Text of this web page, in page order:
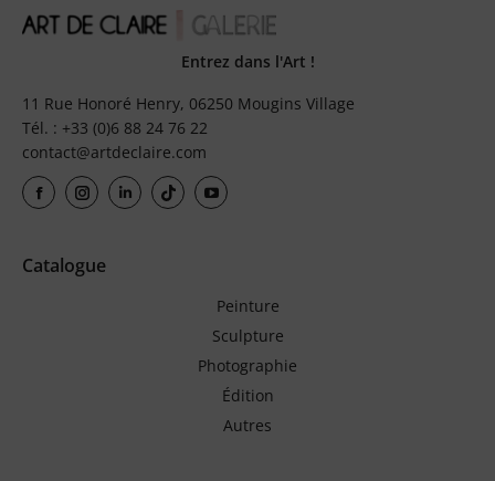
Entrez dans l'Art !
11 Rue Honoré Henry, 06250 Mougins Village
Tél. : +33 (0)6 88 24 76 22
contact@artdeclaire.com
Catalogue
Peinture
Sculpture
Photographie
Édition
Autres